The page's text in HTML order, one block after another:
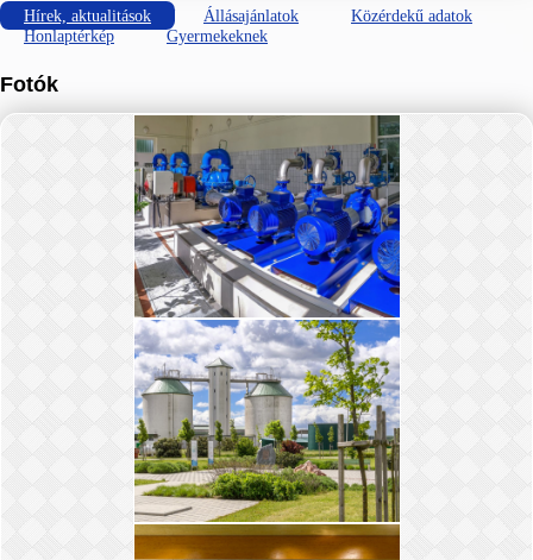
Hírek, aktualitások Állásajánlatok
Közérdekű adatok
Honlaptérkép
Gyermekeknek
Fotók